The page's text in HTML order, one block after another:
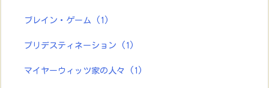
ブレイン・ゲーム (1)
プリデスティネーション (1)
マイヤーウィッツ家の人々 (1)